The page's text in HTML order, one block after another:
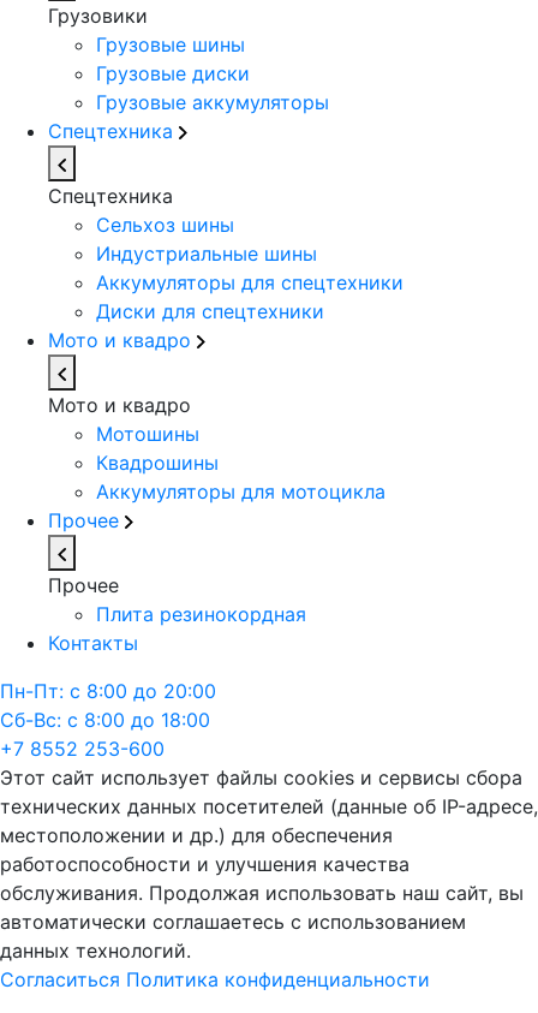
Грузовики
Грузовые шины
Грузовые диски
Грузовые аккумуляторы
Спецтехника
Спецтехника
Сельхоз шины
Индустриальные шины
Аккумуляторы для спецтехники
Диски для спецтехники
Мото и квадро
Мото и квадро
Мотошины
Квадрошины
Аккумуляторы для мотоцикла
Прочее
Прочее
Плита резинокордная
Контакты
Пн-Пт: с 8:00 до 20:00
Сб-Вс: с 8:00 до 18:00
+7 8552 253-600
Этот сайт использует файлы cookies и сервисы сбора
технических данных посетителей (данные об IP-адресе,
местоположении и др.) для обеспечения
работоспособности и улучшения качества
обслуживания. Продолжая использовать наш сайт, вы
автоматически соглашаетесь с использованием
данных технологий.
Согласиться Политика конфиденциальности